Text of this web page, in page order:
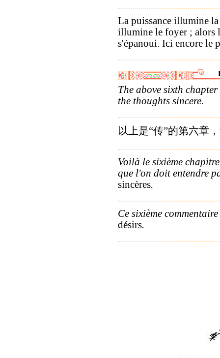
La puissance illumine
illumine le foyer ; alors
s'épanoui. Ici encore le
The above sixth
the thoughts sincere.
以上是“传”的第六章
Voilà le sixième
que l'on doit entendre
sincères.
Ce sixième
désirs.